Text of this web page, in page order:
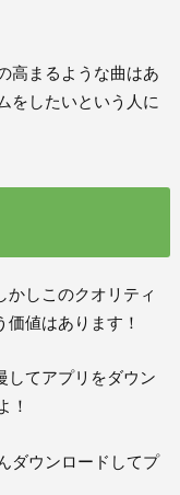
高まるような曲はあ
をしたいという人に
かしこのクオリティ
値はあります！
してアプリをダウン
！
ダウンロードしてプ